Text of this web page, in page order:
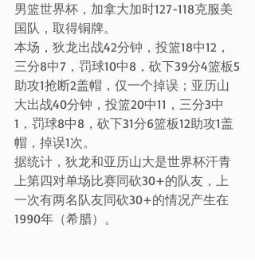
男篮世界杯，加拿大加时127-118克服美
国队，取得铜牌。
本场，狄龙出战42分钟，投篮18中12，
三分8中7，罚球10中8，砍下39分4篮板5
助攻1抢断2盖帽，仅一个掉误；亚历山
大出战40分钟，投篮20中11，三分3中
1，罚球8中8，砍下31分6篮板12助攻1盖
帽，掉误1次。
据统计，狄龙和亚历山大是世界杯汗青
上第四对单场比赛同砍30+的队友，上
一次有两名队友同砍30+的情况产生在
1990年（希腊）。